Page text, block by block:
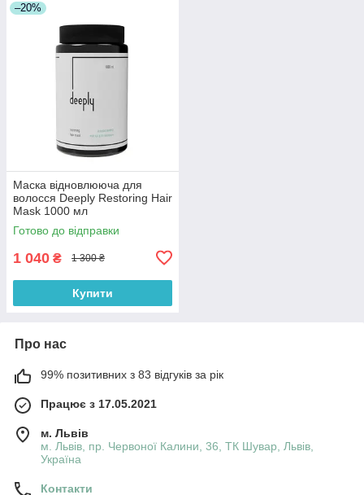
–20%
Маска відновлююча для
волосся Deeply Restoring Hair
Mask 1000 мл
Готово до відправки
1 040 ₴ 1 300 ₴
Купити
Про нас
99% позитивних з 83 відгуків за рік
Працює з 17.05.2021
м. Львів
м. Львів, пр. Червоної Калини, 36, ТК Шувар, Львів,
Україна
Контакти